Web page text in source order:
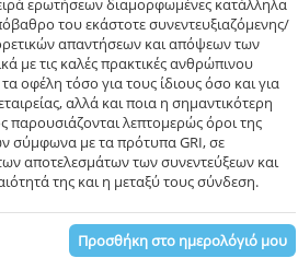
ερωτήσεων διαμορφωμένες κατάλληλα
του εκάστοτε συνεντευξιαζόμενης/
απαντήσεων και απόψεων των
με τις καλές πρακτικές ανθρώπινου
οφέλη τόσο για τους ίδιους όσο και για
αλλά και ποια η σημαντικότερη
παρουσιάζονται λεπτομερώς όροι της
σύμφωνα με τα πρότυπα GRI, σε
αποτελεσμάτων των συνεντεύξεων και
της και η μεταξύ τους σύνδεση.
Προσθήκη στο ημερολόγιό μου